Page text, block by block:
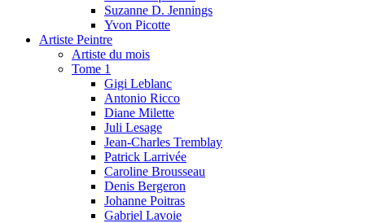
Suzanne D. Jennings
Yvon Picotte
Artiste Peintre
Artiste du mois
Tome 1
Gigi Leblanc
Antonio Ricco
Diane Milette
Juli Lesage
Jean-Charles Tremblay
Patrick Larrivée
Caroline Brousseau
Denis Bergeron
Johanne Poitras
Gabriel Lavoie